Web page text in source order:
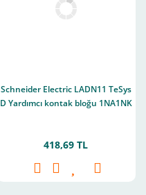
Schneider Electric LADN11 TeSys
D Yardımcı kontak bloğu 1NA1NK
418,69 TL